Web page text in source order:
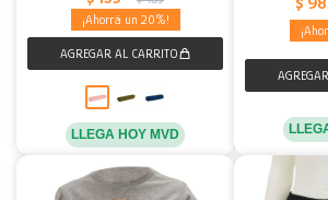
20
LLEGA HOY MVD